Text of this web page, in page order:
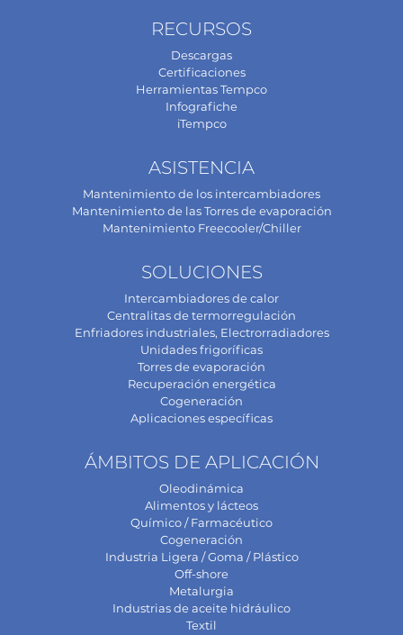
RECURSOS
Descargas
Certificaciones
Herramientas Tempco
Infografiche
iTempco
ASISTENCIA
Mantenimiento de los intercambiadores
Mantenimiento de las Torres de evaporación
Mantenimiento Freecooler/Chiller
SOLUCIONES
Intercambiadores de calor
Centralitas de termorregulación
Enfriadores industriales, Electrorradiadores
Unidades frigoríficas
Torres de evaporación
Recuperación energética
Cogeneración
Aplicaciones específicas
ÁMBITOS DE APLICACIÓN
Oleodinámica
Alimentos y lácteos
Químico / Farmacéutico
Cogeneración
Industria Ligera / Goma / Plástico
Off-shore
Metalurgia
Industrias de aceite hidráulico
Textil